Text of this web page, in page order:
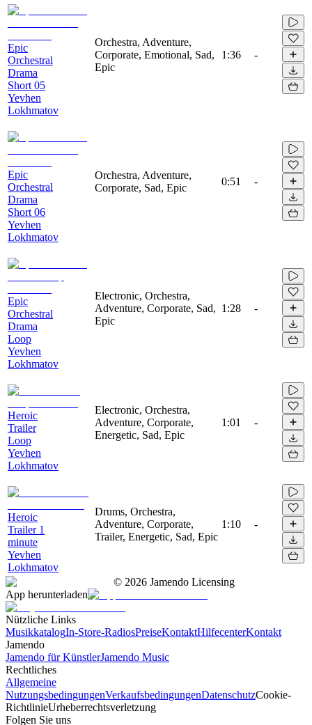
Epic
Orchestral
Drama
Short 05
Yevhen
Lokhmatov
Orchestra, Adventure,
Corporate, Emotional, Sad,
Epic
1:36 -
Epic
Orchestral
Drama
Short 06
Yevhen
Lokhmatov
Orchestra, Adventure,
Corporate, Sad, Epic
0:51 -
Epic
Orchestral
Drama
Loop
Yevhen
Lokhmatov
Electronic, Orchestra,
Adventure, Corporate, Sad,
Epic
1:28 -
Heroic
Trailer
Loop
Yevhen
Lokhmatov
Electronic, Orchestra,
Adventure, Corporate,
Energetic, Sad, Epic
1:01 -
Heroic
Trailer 1
minute
Yevhen
Lokhmatov
Drums, Orchestra,
Adventure, Corporate,
Trailer, Energetic, Sad, Epic
1:10 -
© 2026 Jamendo Licensing
App herunterladen
Nützliche Links
MusikkatalogIn-Store-RadiosPreiseKontaktHilfecenterKontakt
Jamendo
Jamendo für KünstlerJamendo Music
Rechtliches
Allgemeine
NutzungsbedingungenVerkaufsbedingungenDatenschutzCookie-
RichtlinieUrheberrechtsverletzung
Folgen Sie uns